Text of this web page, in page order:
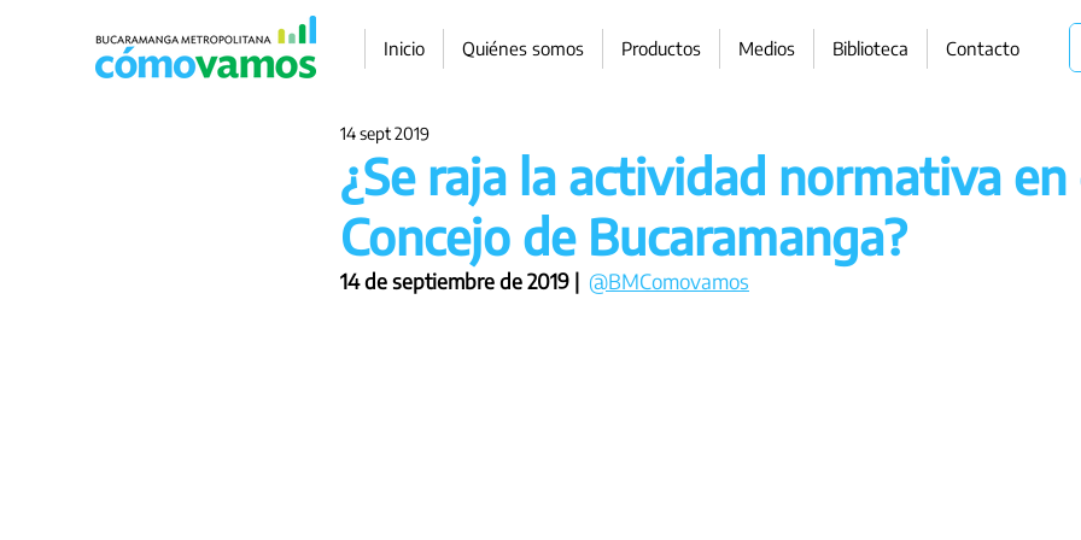
Inicio Quiénes somos Productos Medios Biblioteca Contacto
¿Se raja la actividad normativa en
Concejo de Bucaramanga?
14 sept 2019
14 de septiembre de 2019 | @BMComovamos